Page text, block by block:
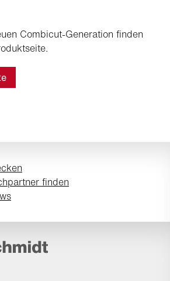
Combicut-Generation finden
finden